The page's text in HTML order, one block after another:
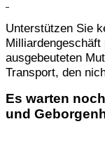
Unterstützen Sie
ausgebeuteten
Transport, den
Es warten
und